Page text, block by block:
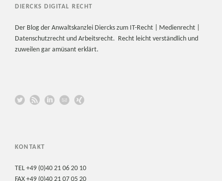
DIERCKS DIGITAL RECHT
Der Blog der Anwaltskanzlei Diercks zum IT-Recht | Medienrecht |
Datenschutzrecht und Arbeitsrecht. Recht leicht verständlich und
zuweilen gar amüsant erklärt.
KONTAKT
TEL +49 (0)40 21 06 20 10
FAX +49 (0)40 21 07 05 20